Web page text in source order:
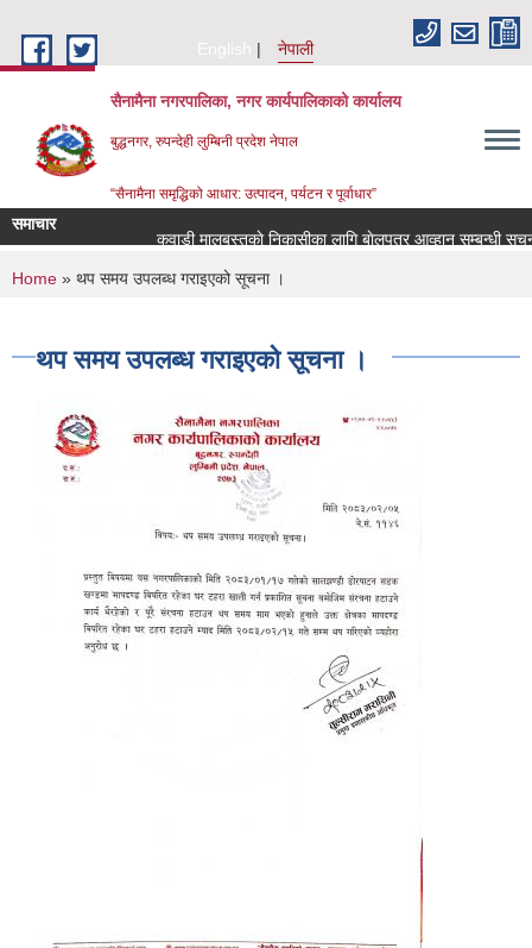
English
नेपाली
सैनामैना नगरपालिका, नगर कार्यपालिकाको कार्यालय
बुद्धनगर, रुपन्देही लुम्बिनी प्रदेश नेपाल
“सैनामैना समृद्धिको आधार: उत्पादन, पर्यटन र पूर्वाधार”
समाचार
कवाडी मालबस्तुकाे निकासीका लागि बाेलपत्र आव्हान सम्बन्धी सूचना
You are here
Home » थप समय उपलब्ध गराइएको सूचना ।
थप समय उपलब्ध गराइएको सूचना ।